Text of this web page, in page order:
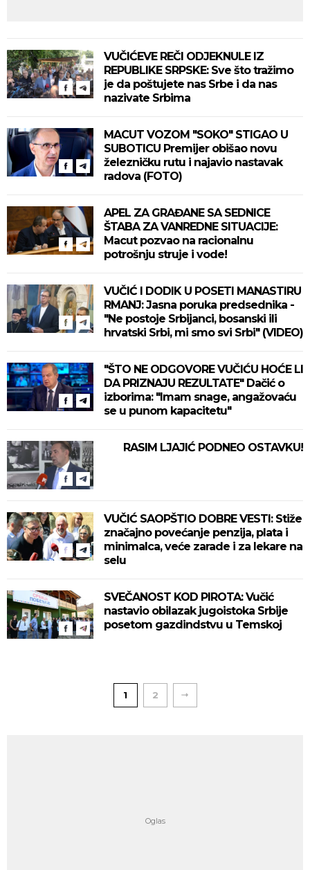
VUČIĆEVE REČI ODJEKNULE IZ
REPUBLIKE SRPSKE: Sve što tražimo
je da poštujete nas Srbe i da nas
nazivate Srbima
MACUT VOZOM "SOKO" STIGAO U
SUBOTICU Premijer obišao novu
železničku rutu i najavio nastavak
radova (FOTO)
APEL ZA GRAĐANE SA SEDNICE
ŠTABA ZA VANREDNE SITUACIJE:
Macut pozvao na racionalnu
potrošnju struje i vode!
VUČIĆ I DODIK U POSETI MANASTIRU
RMANJ: Jasna poruka predsednika -
"Ne postoje Srbijanci, bosanski ili
hrvatski Srbi, mi smo svi Srbi" (VIDEO)
"ŠTO NE ODGOVORE VUČIĆU HOĆE LI
DA PRIZNAJU REZULTATE" Dačić o
izborima: "Imam snage, angažovaću
se u punom kapacitetu"
RASIM LJAJIĆ PODNEO OSTAVKU!
VUČIĆ SAOPŠTIO DOBRE VESTI: Stiže
značajno povećanje penzija, plata i
minimalca, veće zarade i za lekare na
selu
SVEČANOST KOD PIROTA: Vučić
nastavio obilazak jugoistoka Srbije
posetom gazdindstvu u Temskoj
1 2